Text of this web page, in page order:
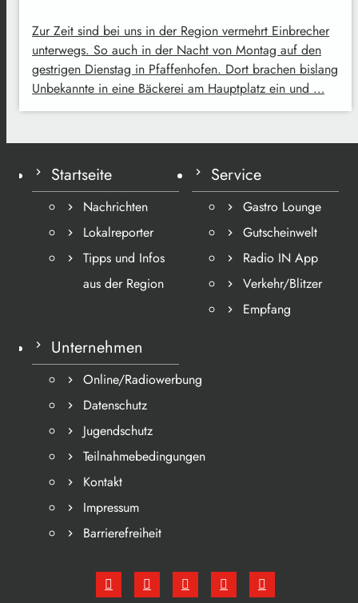
Zur Zeit sind bei uns in der Region vermehrt Einbrecher
unterwegs. So auch in der Nacht von Montag auf den
gestrigen Dienstag in Pfaffenhofen. Dort brachen bislang
Unbekannte in eine Bäckerei am Hauptplatz ein und …
Startseite
Nachrichten
Lokalreporter
Tipps und Infos
aus der Region
Service
Gastro Lounge
Gutscheinwelt
Radio IN App
Verkehr/Blitzer
Empfang
Unternehmen
Online/Radiowerbung
Datenschutz
Jugendschutz
Teilnahmebedingungen
Kontakt
Impressum
Barrierefreiheit